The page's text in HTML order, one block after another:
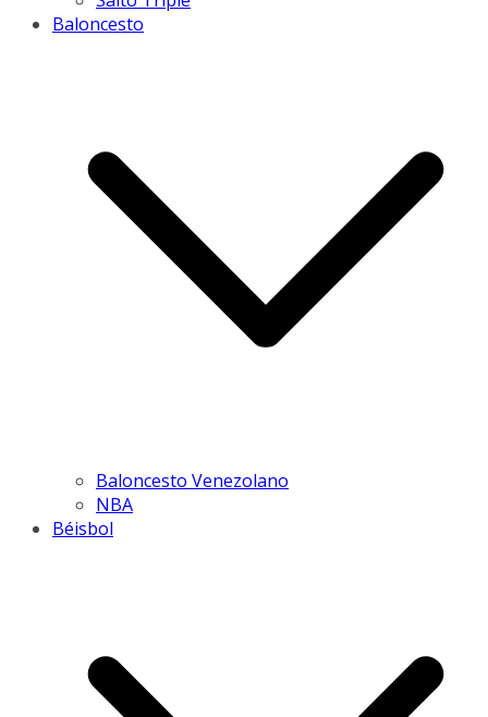
Baloncesto
Baloncesto Venezolano
NBA
Béisbol